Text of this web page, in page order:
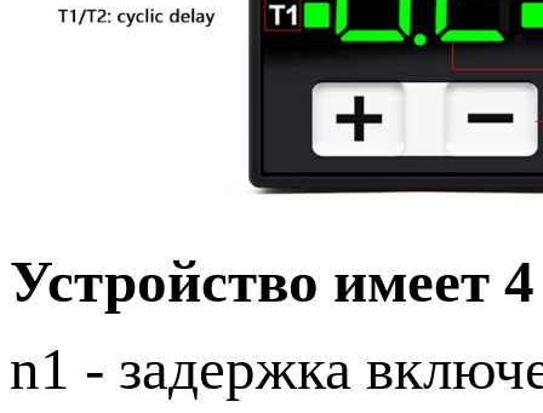
Устройство имеет
n1 - задержка